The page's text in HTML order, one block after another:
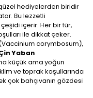
hediyelerden biridir
Bu lezzetli
içerir. Her bir tür,
ile dikkat çeker.
corymbosum),
Yaban
küçük ama yoğun
ve toprak koşullarında
çok bahçıvanın gözdesi